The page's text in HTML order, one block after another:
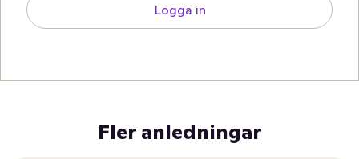
Logga in
Fler anledningar